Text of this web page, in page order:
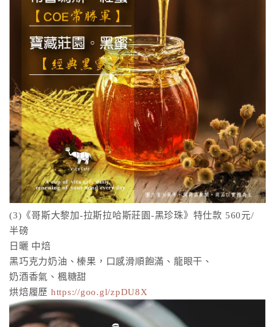
(3)《哥斯大黎加-拉斯拉哈斯莊園-黑珍珠》特仕款 560元/
半磅
日曬 中焙
黑巧克力奶油、榛果，口感滑順飽滿、龍眼干、
奶酒香氣、楓糖甜
烘焙履歷 https://goo.gl/zpDU8X